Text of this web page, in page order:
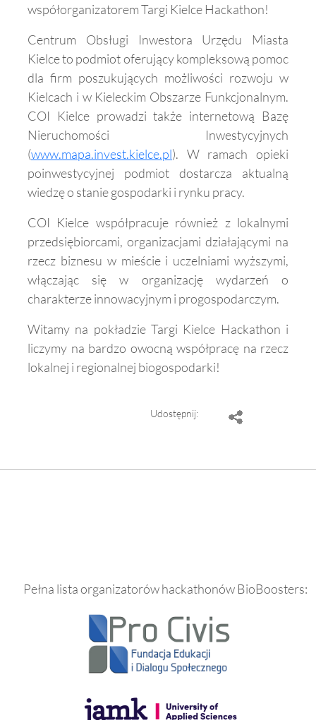
współorganizatorem Targi Kielce Hackathon!
Centrum Obsługi Inwestora Urzędu Miasta
Kielce to podmiot oferujący kompleksową pomoc
dla firm poszukujących możliwości rozwoju w
Kielcach i w Kieleckim Obszarze Funkcjonalnym.
COI Kielce prowadzi także internetową Bazę
Nieruchomości Inwestycyjnych
(www.mapa.invest.kielce.pl). W ramach opieki
poinwestycyjnej podmiot dostarcza aktualną
wiedzę o stanie gospodarki i rynku pracy.
COI Kielce współpracuje również z lokalnymi
przedsiębiorcami, organizacjami działającymi na
rzecz biznesu w mieście i uczelniami wyższymi,
włączając się w organizację wydarzeń o
charakterze innowacyjnym i progospodarczym.
Witamy na pokładzie Targi Kielce Hackathon i
liczymy na bardzo owocną współpracę na rzecz
lokalnej i regionalnej biogospodarki!
Udostępnij:
Pełna lista organizatorów hackathonów BioBoosters: